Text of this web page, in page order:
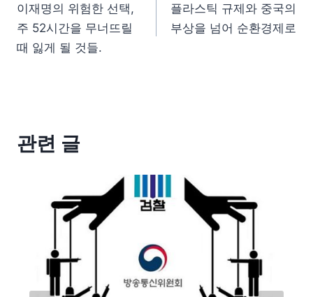
이재명의 위험한 선택,
주 52시간을 무너뜨릴
때 잃게 될 것들.
플라스틱 규제와 중국의
부상을 넘어 순환경제로
관련 글